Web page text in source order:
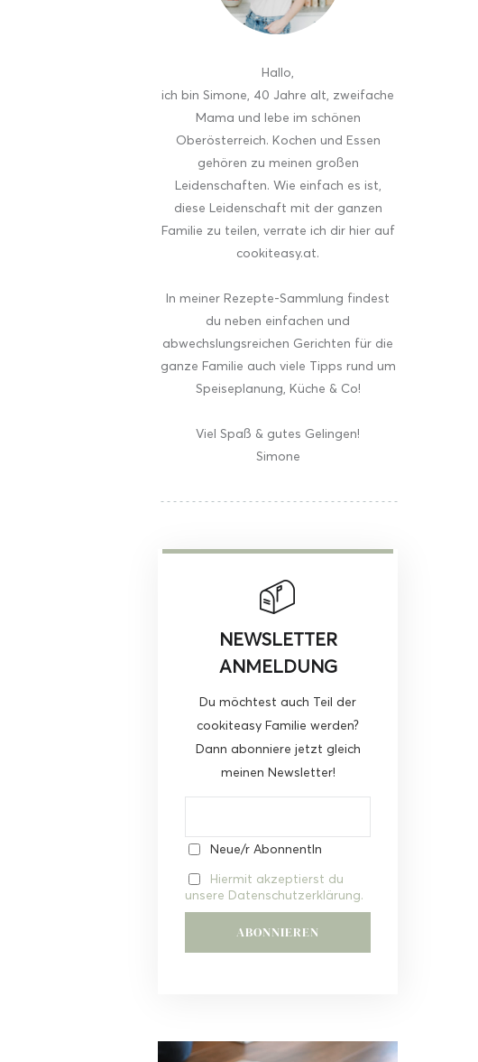
Hallo
ich bin Simone, 40 Jahre alt, zweifache
Mama und lebe im schönen
Oberösterreich. Kochen und Essen
gehören zu meinen großen
Leidenschaften. Wie einfach es ist,
diese Leidenschaft mit der ganzen
Familie zu teilen, verrate ich dir hier auf
cookiteasy.at.
In meiner Rezepte-Sammlung findest
du neben einfachen und
abwechslungsreichen Gerichten für die
ganze Familie auch viele Tipps rund um
Speiseplanung, Küche & Co!
Viel Spaß & gutes Gelingen!
Simone
NEWSLETTER
ANMELDUNG
Du möchtest auch Teil der
cookiteasy Familie werden?
Dann abonniere jetzt gleich
meinen Newsletter!
Neue/r AbonnentIn
Hiermit akzeptierst du
unsere Datenschutzerklärung.
Video-